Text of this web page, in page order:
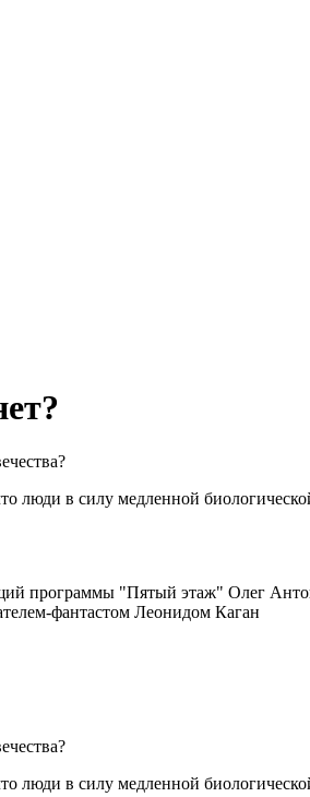
люди в силу медленной
программы "Пятый этаж" Олег
фантастом Леонидом Каган
люди в силу медленной